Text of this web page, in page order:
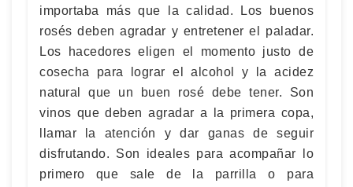
importaba más que la calidad. Los buenos
rosés deben agradar y entretener el paladar.
Los hacedores eligen el momento justo de
cosecha para lograr el alcohol y la acidez
natural que un buen rosé debe tener. Son
vinos que deben agradar a la primera copa,
llamar la atención y dar ganas de seguir
disfrutando. Son ideales para acompañar lo
primero que sale de la parrilla o para